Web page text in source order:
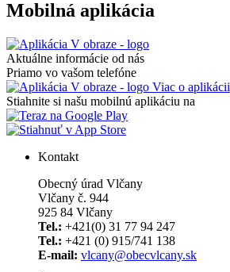
Mobilná aplikácia
Aktuálne informácie od nás
Priamo vo vašom telefóne
Viac o aplikácii
Stiahnite si našu mobilnú aplikáciu na
Kontakt
Obecný úrad Vlčany
Vlčany č. 944
925 84 Vlčany
Tel.: +421(0) 31 77 94 247
Tel.: +421 (0) 915/741 138
E-mail: vlcany@obecvlcany.sk